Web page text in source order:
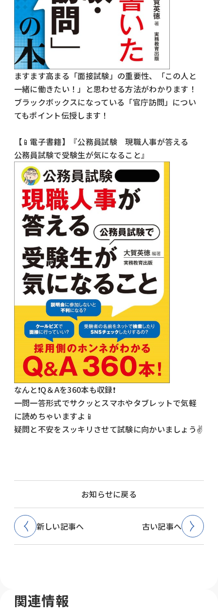
ますます高まる「面接試験」の重要性、「この人と
一緒に働きたい！」と思わせる方法がわかります！
ブラックボックスになっている「官庁訪問」につい
てもポイント伝授します！
【 📱 電子書籍】『公務員試験 現職人事が答える
公務員試験で受験生が気になること』
なんと❗️Q＆Aを360本も収録❗️
一問一答形式でサクッとスマホやタブレットで気軽
に読めちゃいますよ📱
疑問と不安をスッキリさせて試験に向かいましょう✌️
お知らせに戻る
新しい記事へ 古い記事へ
関連情報